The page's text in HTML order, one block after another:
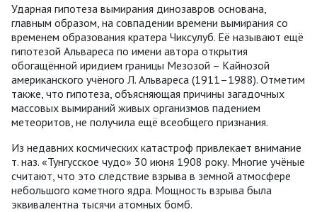
Ударная гипотеза вымирания динозавров основана,
главным образом, на совпадении времени вымирания со
временем образования кратера Чиксулуб. Её называют ещё
гипотезой Альвареса по имени автора открытия
обогащённой иридием границы Мезозой – Кайнозой
американского учёного Л. Альвареса (1911–1988). Отметим
также, что гипотеза, объясняющая причины загадочных
массовых вымираний живых организмов падением
метеоритов, не получила ещё всеобщего признания.
Из недавних космических катастроф привлекает внимание
т. наз. «Тунгусское чудо» 30 июня 1908 року. Многие учёные
считают, что это следствие взрыва в земной атмосфере
небольшого кометного ядра. Мощность взрыва была
эквивалентна тысячи атомных бомб.